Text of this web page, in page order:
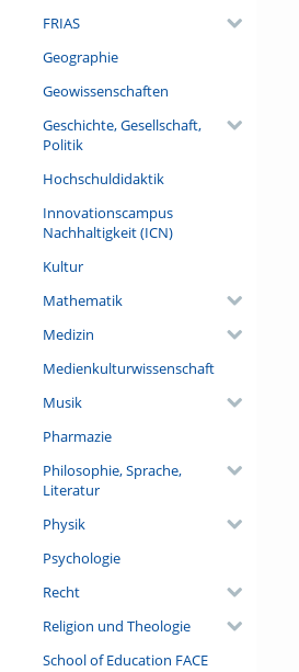
FRIAS
Geographie
Geowissenschaften
Geschichte, Gesellschaft,
Politik
Hochschuldidaktik
Innovationscampus
Nachhaltigkeit (ICN)
Kultur
Mathematik
Medizin
Medienkulturwissenschaft
Musik
Pharmazie
Philosophie, Sprache,
Literatur
Physik
Psychologie
Recht
Religion und Theologie
School of Education FACE